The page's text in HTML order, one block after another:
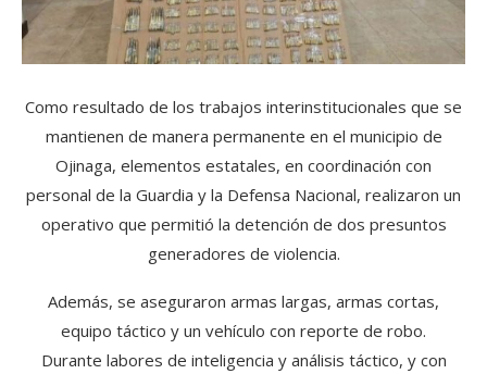
Como resultado de los trabajos interinstitucionales que se
mantienen de manera permanente en el municipio de
Ojinaga, elementos estatales, en coordinación con
personal de la Guardia y la Defensa Nacional, realizaron un
operativo que permitió la detención de dos presuntos
generadores de violencia.
Además, se aseguraron armas largas, armas cortas,
equipo táctico y un vehículo con reporte de robo.
Durante labores de inteligencia y análisis táctico, y con